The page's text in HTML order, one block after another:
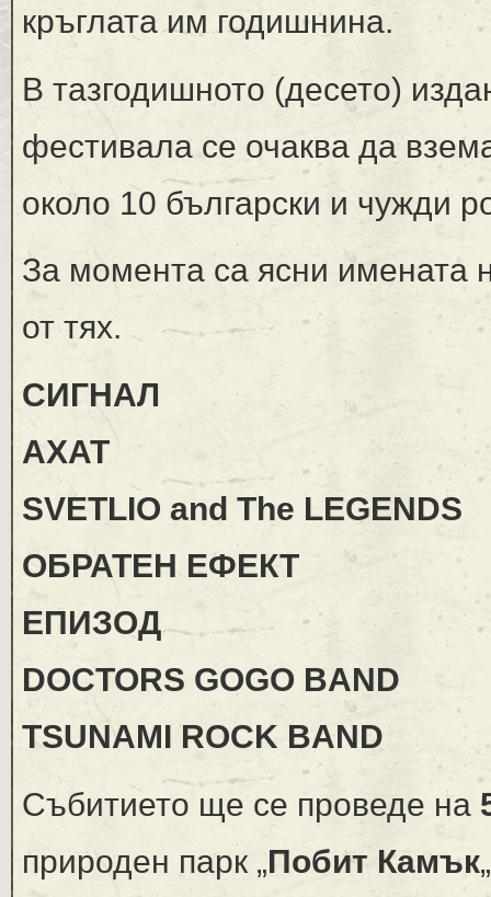
кръглата им годишнина.
В тазгодишното (десето)
фестивала се очаква да
около 10 български и чужди
За момента са ясни имената
от тях.
СИГНАЛ
АХАТ
SVETLIO and The LEGENDS
ОБРАТЕН ЕФЕКТ
ЕПИЗОД
DOCTORS GOGO BAND
TSUNAMI ROCK BAND
Събитието ще се проведе на
природен парк „Побит Камък